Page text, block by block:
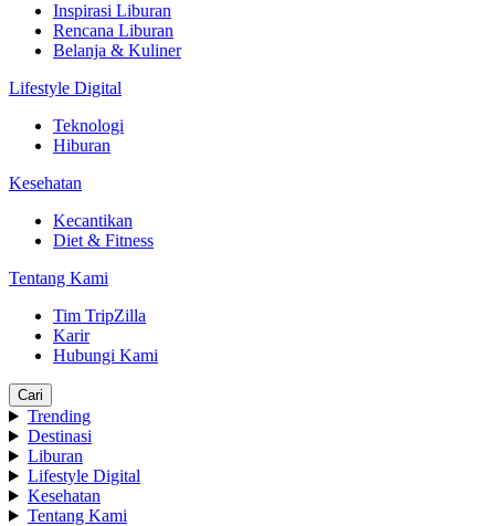
Inspirasi Liburan
Rencana Liburan
Belanja & Kuliner
Lifestyle Digital
Teknologi
Hiburan
Kesehatan
Kecantikan
Diet & Fitness
Tentang Kami
Tim TripZilla
Karir
Hubungi Kami
Cari
Trending
Destinasi
Liburan
Lifestyle Digital
Kesehatan
Tentang Kami